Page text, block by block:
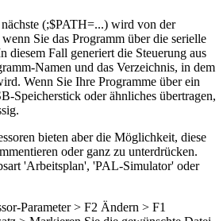
(;$PATH=...) wird von der
Sie das Programm über die serielle
diesem Fall generiert die Steuerung aus
Namen und das Verzeichnis, in dem
Wenn Sie Ihre Programme über ein
Speicherstick oder ähnliches übertragen,
bieten aber die Möglichkeit, diese
oder ganz zu unterdrücken.
'Arbeitsplan', 'PAL-Simulator' oder
Parameter > F2 Ändern > F1